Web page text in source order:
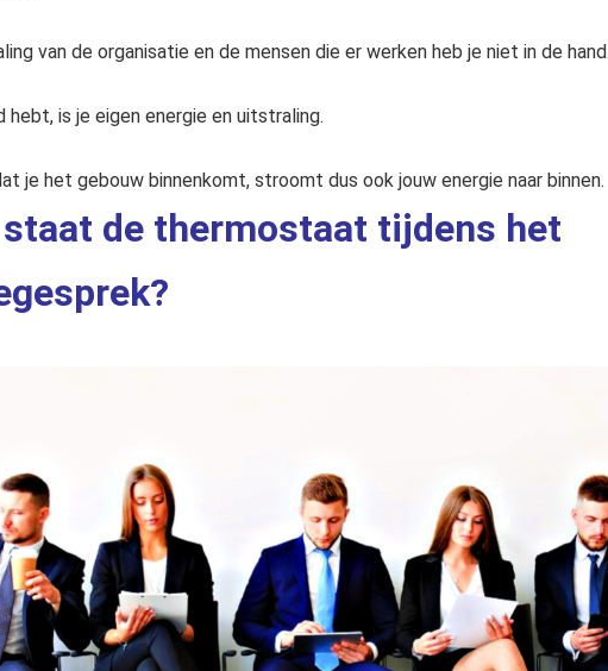
van de organisatie en de mensen die er werken heb je niet in de hand.
hebt, is je eigen energie en uitstraling.
je het gebouw binnenkomt, stroomt dus ook jouw energie naar binnen.
staat de thermostaat tijdens het